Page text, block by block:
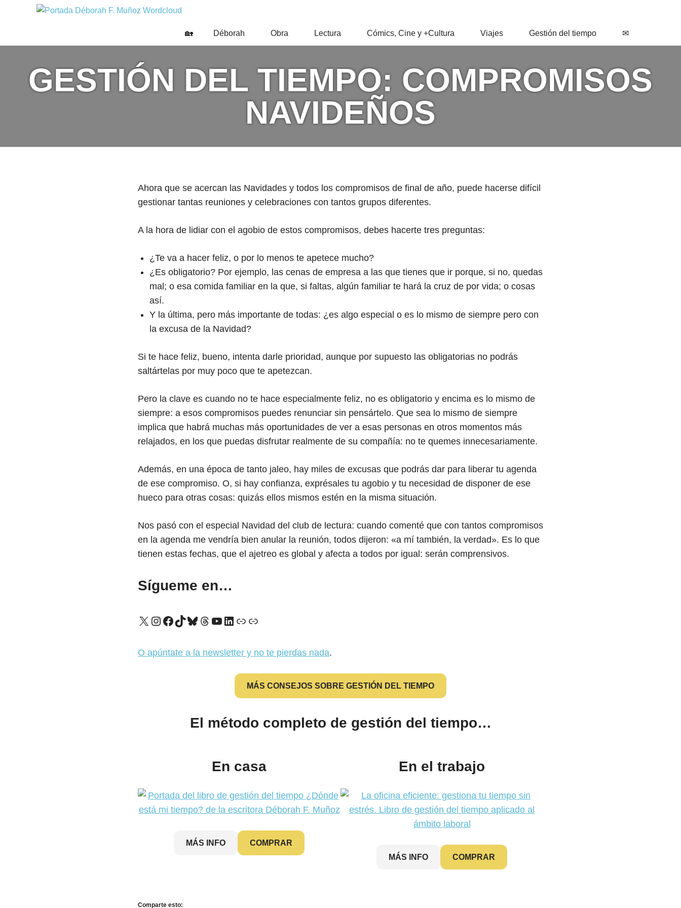
F.
y
más
🏡 Déborah Obra Lectura Cómics, Cine y +Cultura Viajes Gestión del tiempo ✉
GESTIÓN DEL TIEMPO: COMPROMISOS
NAVIDEÑOS
Ahora que se acercan las Navidades y todos los compromisos de final de año, puede hacerse difícil
gestionar tantas reuniones y celebraciones con tantos grupos diferentes.
A la hora de lidiar con el agobio de estos compromisos, debes hacerte tres preguntas:
¿Te va a hacer feliz, o por lo menos te apetece mucho?
¿Es obligatorio? Por ejemplo, las cenas de empresa a las que tienes que ir porque, si no, quedas
mal; o esa comida familiar en la que, si faltas, algún familiar te hará la cruz de por vida; o cosas
así.
Y la última, pero más importante de todas: ¿es algo especial o es lo mismo de siempre pero con
la excusa de la Navidad?
Si te hace feliz, bueno, intenta darle prioridad, aunque por supuesto las obligatorias no podrás
saltártelas por muy poco que te apetezcan.
Pero la clave es cuando no te hace especialmente feliz, no es obligatorio y encima es lo mismo de
siempre: a esos compromisos puedes renunciar sin pensártelo. Que sea lo mismo de siempre
implica que habrá muchas más oportunidades de ver a esas personas en otros momentos más
relajados, en los que puedas disfrutar realmente de su compañía: no te quemes innecesariamente.
Además, en una época de tanto jaleo, hay miles de excusas que podrás dar para liberar tu agenda
de ese compromiso. O, si hay confianza, exprésales tu agobio y tu necesidad de disponer de ese
hueco para otras cosas: quizás ellos mismos estén en la misma situación.
Nos pasó con el especial Navidad del club de lectura: cuando comenté que con tantos compromisos
en la agenda me vendría bien anular la reunión, todos dijeron: «a mí también, la verdad». Es lo que
tienen estas fechas, que el ajetreo es global y afecta a todos por igual: serán comprensivos.
Sígueme en…
X Instagram
Facebook
TikTok
Bluesky
Threads
YouTube
LinkedIn
Enlace
Enlace
O apúntate a la newsletter y no te pierdas nada.
MÁS CONSEJOS SOBRE GESTIÓN DEL TIEMPO
El método completo de gestión del tiempo…
En casa
MÁS INFO COMPRAR
En el trabajo
MÁS INFO COMPRAR
Comparte esto: